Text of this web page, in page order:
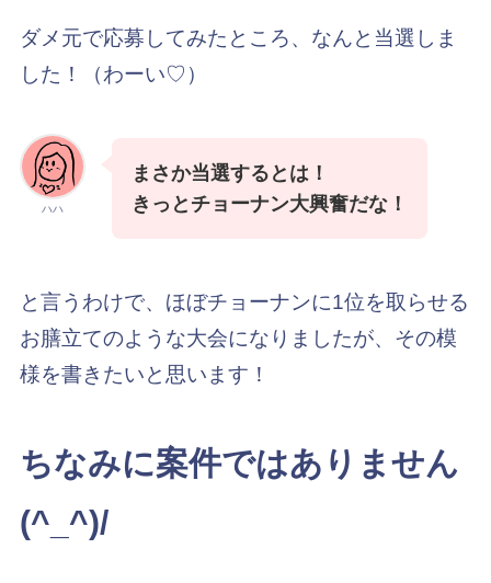
ダメ元で応募してみたところ、なんと当選しま
した！（わーい♡）
ハハ
まさか当選するとは！
きっとチョーナン大興奮だな！
と言うわけで、ほぼチョーナンに1位を取らせる
お膳立てのような大会になりましたが、その模
様を書きたいと思います！
ちなみに案件ではありません
(^_^)/